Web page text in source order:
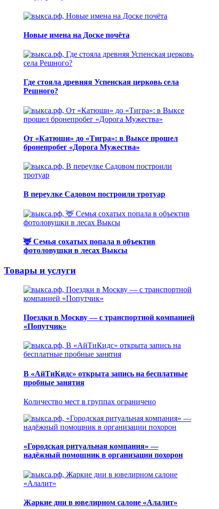
Новые имена на Доске почёта
Где стояла древняя Успенская церковь села
Решного?
От «Катюши» до «Тигра»: в Выксе прошел
бронепробег «Дорога Мужества»
В переулке Садовом построили тротуар
🦌 Семья сохатых попала в объектив
фотоловушки в лесах Выксы
Товары и услуги
Поездки в Москву — с транспортной компанией
«Попутчик»
В «АйТиКидс» открыта запись на бесплатные
пробные занятия
Количество мест в группах ограничено
«Городская ритуальная компания» —
надёжный помощник в организации похорон
Жаркие дни в ювелирном салоне «Алалит»